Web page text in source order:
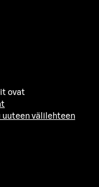
ovat
uuteen välilehteen